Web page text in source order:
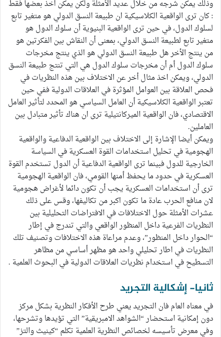
وذلك يمكن شرجه من خلال عديد الأمثلة ولكن يمكن اخذ بعضها فقط
: كان ترى الواقعية الكلاسيكية ان طبيعة النسق الدولي هو متغير تابع
لسلوك الدول، في حين ترى الواقعية البنيوية أن سلوك الدول هو
متغير تابع لطبيعة النسق الدولي، بمعنى أن النقاش بين الفكرتين هو
من ينتج الأخر هل طبيعة النسق الدولي هو الذي ينتج مخرجات
سلوك الدول أم أن مخرجات سلوك الدول هي التي تنتج طبيعة النسق
الدولي، ويمكن اخذ مثال أخر عن الاختلاف بين هذه النظريات في
فحص العلاقة بين العوامل المؤثرة في العلاقات الدولية ففي حين
تعتبر الواقعية الكلاسيكية أن العامل السياسي هو المحدد لتأثير العامل
الاقتصادي، فان الواقعية الميركانتيلية ترى ان هناك تأثير متبادل بين
العاملين.
ويمكن أيضا الإشارة إلى الاختلاف بين الواقعية الدفاعية والواقعية
الهجومية في تحليل استخدامات القوة العسكرية في السياسة
الخارجية للدول فبينما ترى الواقعية الدفاعية أن الدول تستخدم القوة
العسكرية في حدود ما يحفظ أمنها القومي، فان الواقعية الهجومية
ترى أن استخدامات العسكرية يجب أن تكون دائما لأغراض هجومية
لان منافع الحرب عادة ما تكون اكبر من تكاليفها، وقس على ذلك
عشرات الأمثلة حول الاختلافات في الافتراضات التحليلية بين
النظريات الفرعية داخل المنظور الواقعي والتي تندرج في إطار
“الحوار داخل المنظور”، وعدم مراعاة هذه الاختلافات وتصنيف تلك
النظريات في اطار تحليلي واحد هو مظهر أساسي من مظاهر
التسطيح في استخدام نظريات العلاقات الدولية في البحوث العلمية .
ثانيا- إشكالية التجريد
في معناه العام فان التجريد يعني طرح الأفكار النظرية بشكل مركز
دون إمكانية استحضار “الشواهد الامبريقية” التي تؤيدها وتشرحها،
وفي معرض تأسيسه لخصائص النظرية العلمية تكلم “كينيث والتز”